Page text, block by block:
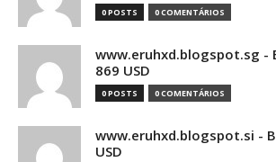
0 POSTS 0 COMENTÁRIOS
www.eruhxd.blogspot.sg -
869 USD
0 POSTS 0 COMENTÁRIOS
www.eruhxd.blogspot.si -
USD